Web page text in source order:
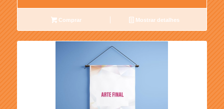
Comprar Mostrar detalhes